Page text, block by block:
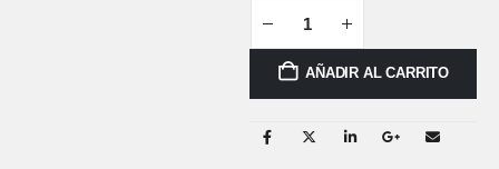
AÑADIR AL CARRITO